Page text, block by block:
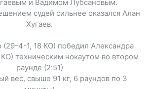
и Вадимом Лубсановым.
судей сильнее оказался Алан
Хугаев.
(29-4-1, 18 КО) победил Александра
техническим нокаутом во втором
раунде (2:51)
вес, свыше 91 кг, 6 раундов по 3